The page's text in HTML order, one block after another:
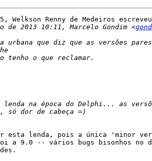
Welkson Renny de Medeiros
de 2013 10:11, Marcelo Gondim <
esta lenda, pois a única 'minor
foi a 9.0 -- vários bugs bisonhos no